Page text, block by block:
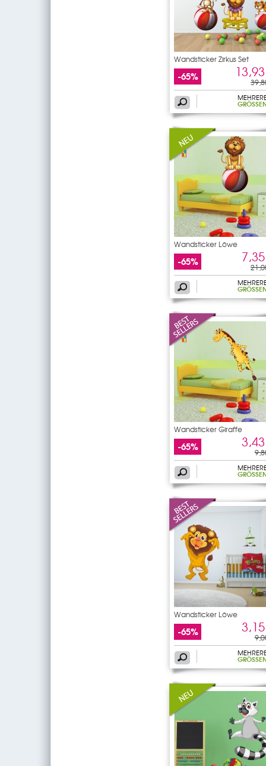
Wandsticker Zirkus Set
-65%
GRÖSSEN
Wandsticker Löwe
-65%
GRÖSSEN
Wandsticker Giraffe
-65%
GRÖSSEN
Wandsticker Löwe
-65%
GRÖSSEN